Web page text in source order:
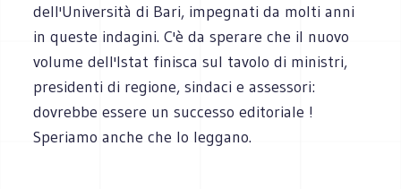
dell'Università di Bari, impegnati da molti anni
in queste indagini. C'è da sperare che il nuovo
volume dell'Istat finisca sul tavolo di ministri,
presidenti di regione, sindaci e assessori:
dovrebbe essere un successo editoriale !
Speriamo anche che lo leggano.